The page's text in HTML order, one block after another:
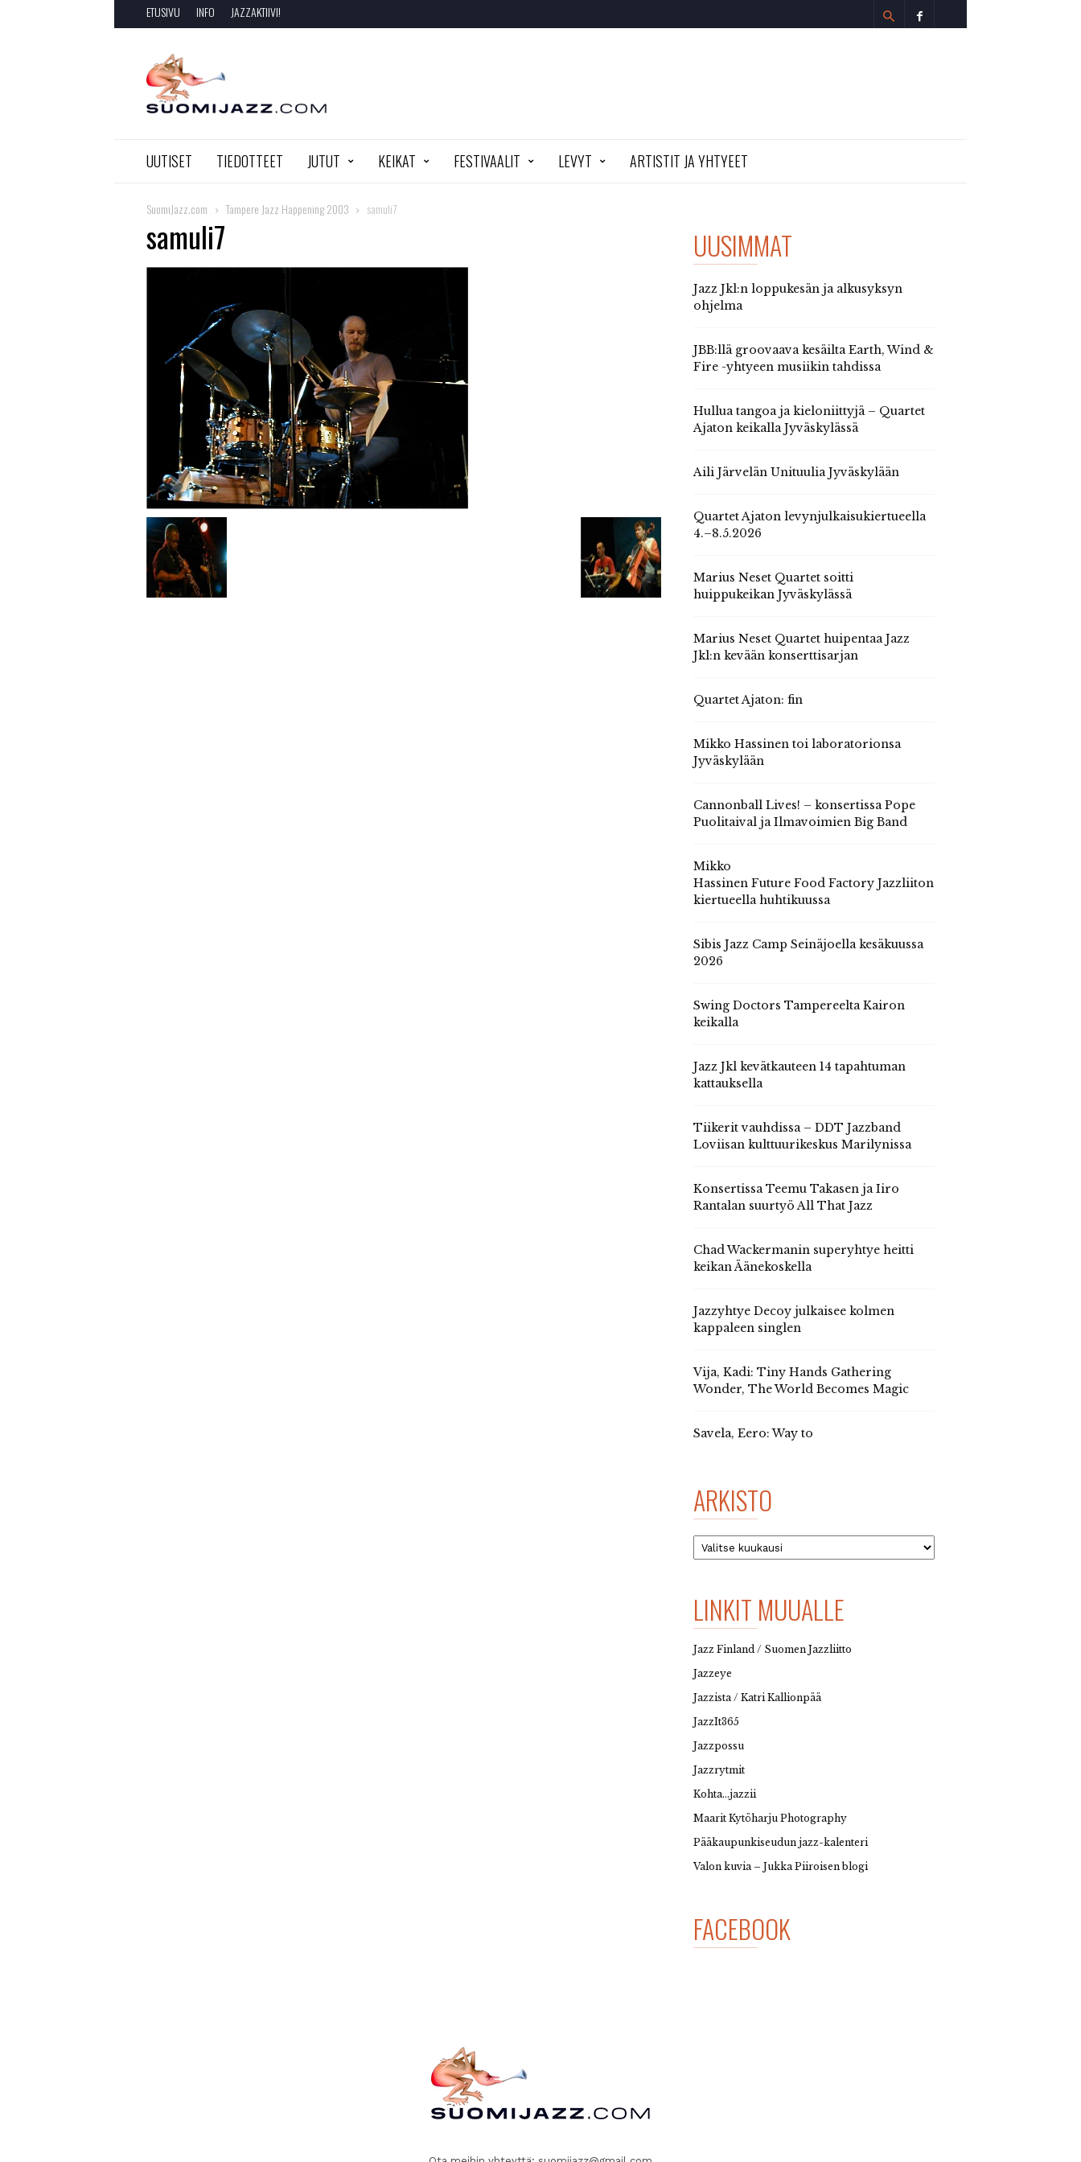
ETUSIVU INFO JAZZAKTIIVI!
SuomiJazz.com
UUTISET TIEDOTTEET JUTUT KEIKAT FESTIVAALIT LEVYT ARTISTIT JA YHTYEET
SuomiJazz.com Tampere Jazz Happening 2003 samuli7
samuli7 UUSIMMAT
Jazz Jkl:n loppukesän ja alkusyksyn
ohjelma
JBB:llä groovaava kesäilta Earth, Wind &
Fire -yhtyeen musiikin tahdissa
Hullua tangoa ja kieloniittyjä – Quartet
Ajaton keikalla Jyväskylässä
Aili Järvelän Unituulia Jyväskylään
Quartet Ajaton levynjulkaisukiertueella
4.–8.5.2026
Marius Neset Quartet soitti
huippukeikan Jyväskylässä
Marius Neset Quartet huipentaa Jazz
Jkl:n kevään konserttisarjan
Quartet Ajaton: fin
Mikko Hassinen toi laboratorionsa
Jyväskylään
Cannonball Lives! – konsertissa Pope
Puolitaival ja Ilmavoimien Big Band
Mikko
Hassinen Future Food Factory Jazzliiton
kiertueella huhtikuussa
Sibis Jazz Camp Seinäjoella kesäkuussa
2026
Swing Doctors Tampereelta Kairon
keikalla
Jazz Jkl kevätkauteen 14 tapahtuman
kattauksella
Tiikerit vauhdissa – DDT Jazzband
Loviisan kulttuurikeskus Marilynissa
Konsertissa Teemu Takasen ja Iiro
Rantalan suurtyö All That Jazz
Chad Wackermanin superyhtye heitti
keikan Äänekoskella
Jazzyhtye Decoy julkaisee kolmen
kappaleen singlen
Vija, Kadi: Tiny Hands Gathering
Wonder, The World Becomes Magic
Savela, Eero: Way to
ARKISTO
Arkisto
LINKIT MUUALLE
Jazz Finland / Suomen Jazzliitto
Jazzeye
Jazzista / Katri Kallionpää
JazzIt365
Jazzpossu
Jazzrytmit
Kohta…jazzii
Maarit Kytöharju Photography
Pääkaupunkiseudun jazz-kalenteri
Valon kuvia – Jukka Piiroisen blogi
FACEBOOK